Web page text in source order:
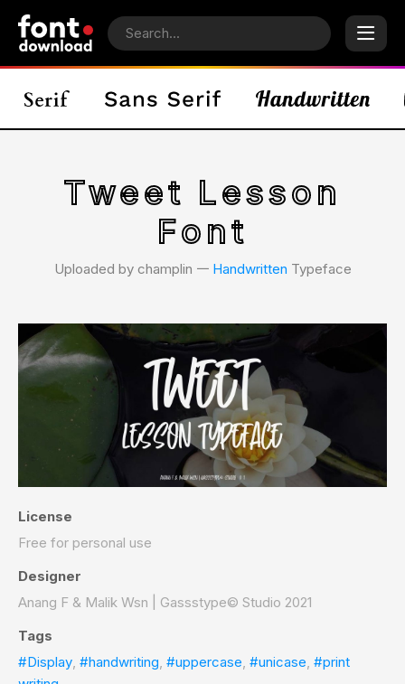
Tweet Lesson
Font
Uploaded by champlin 𑁋 Handwritten Typeface
License
Free for personal use
Designer
Anang F & Malik Wsn | Gassstype© Studio 2021
Tags
#Display, #handwriting, #uppercase, #unicase, #print